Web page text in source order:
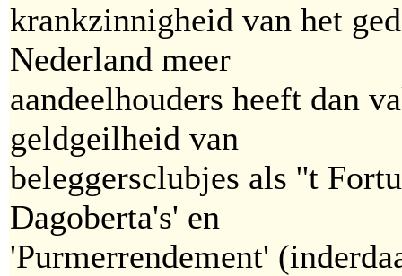
krankzinnigheid van het
Nederland meer
aandeelhouders heeft dan
geldgeilheid van
beleggersclubjes als ''t
Dagoberta's' en
'Purmerrendement'